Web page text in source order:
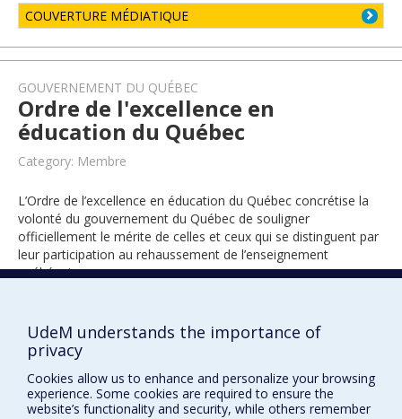
COUVERTURE MÉDIATIQUE
GOUVERNEMENT DU QUÉBEC
Ordre de l'excellence en
éducation du Québec
Category: Membre
L’Ordre de l’excellence en éducation du Québec concrétise la
volonté du gouvernement du Québec de souligner
officiellement le mérite de celles et ceux qui se distinguent par
leur participation au rehaussement de l’enseignement
québécois.
UdeM understands the importance of
privacy
Cookies allow us to enhance and personalize your browsing
experience. Some cookies are required to ensure the
website’s functionality and security, while others remember